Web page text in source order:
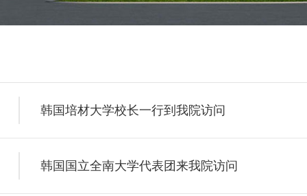
韩国培材大学校长一行到我院访问
韩国国立全南大学代表团来我院访问